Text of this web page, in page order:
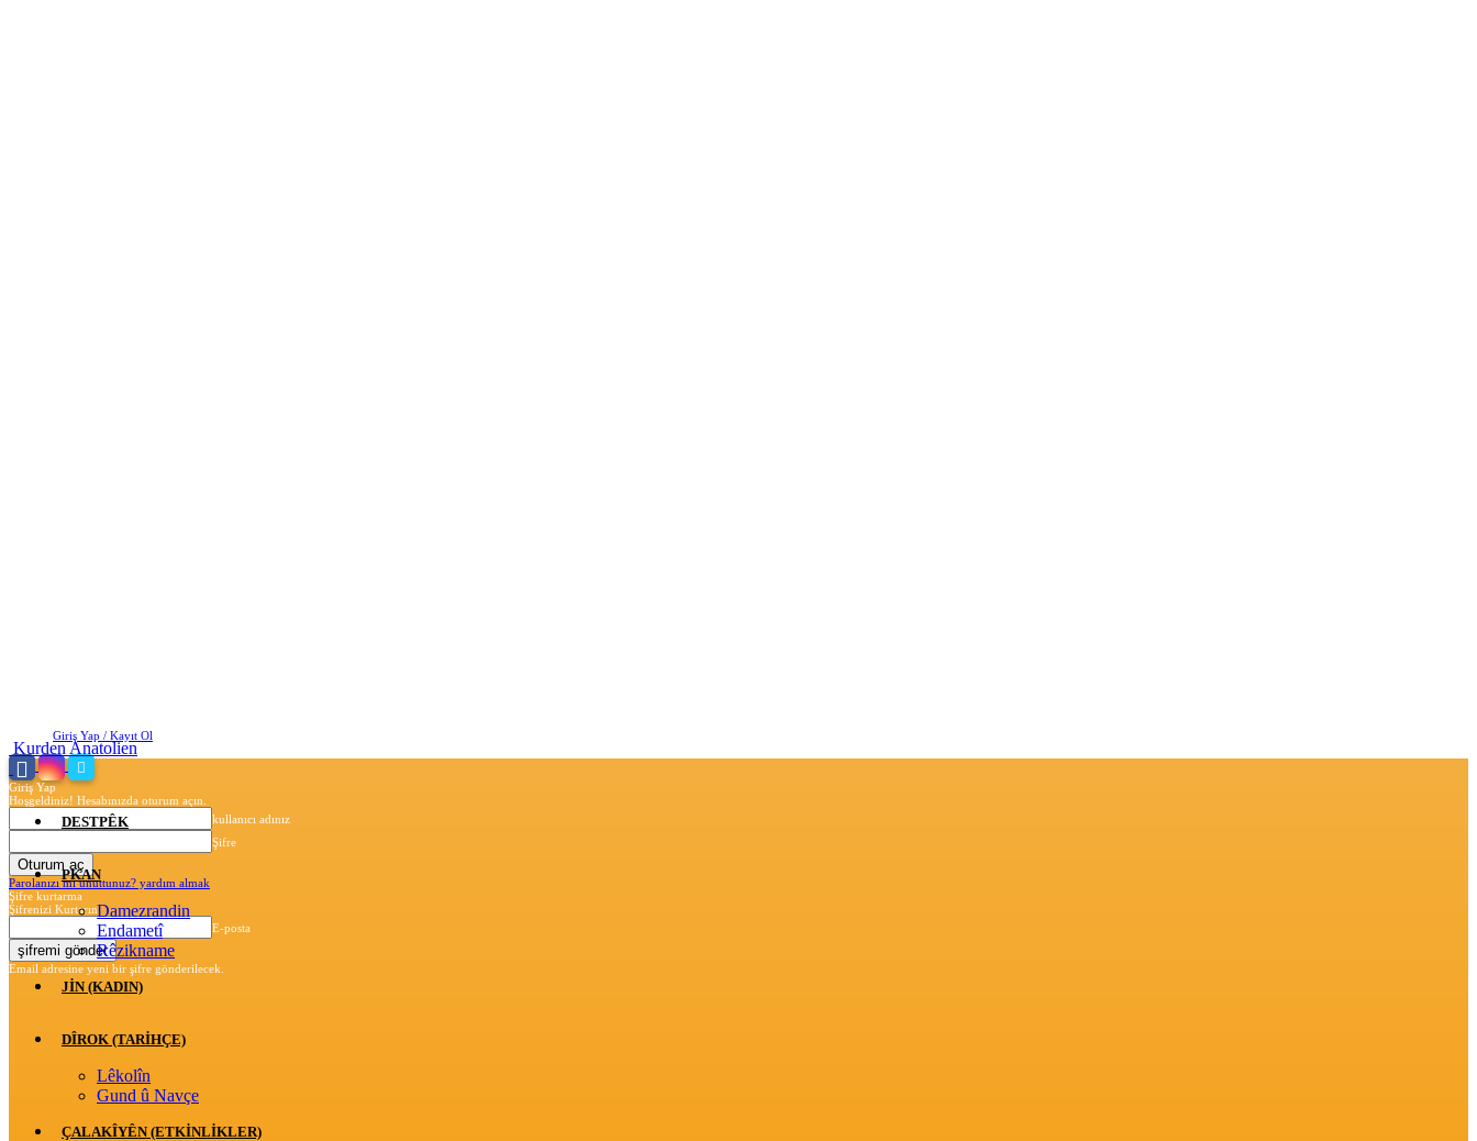
Giriş Yap / Kayıt Ol
Giriş Yap
Hoşgeldiniz! Hesabınızda oturum açın.
kullanıcı adınız
Şifre
Parolanızı mı unuttunuz? yardım almak
Şifre kurtarma
Şifrenizi Kurtarın
E-posta
Email adresine yeni bir şifre gönderilecek.
Kurden Anatolien
DESTPÊK
PKAN
Damezrandin
Endametî
Rêzikname
JİN (KADIN)
DÎROK (TARİHÇE)
Lêkolîn
Gund û Navçe
ÇALAKÎYÊN (ETKINLIKLER)